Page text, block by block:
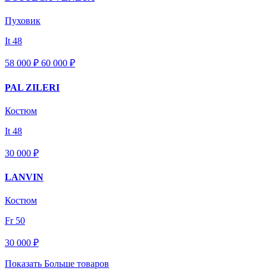
Пуховик
It 48
58 000 ₽ 60 000 ₽
PAL ZILERI
Костюм
It 48
30 000 ₽
LANVIN
Костюм
Fr 50
30 000 ₽
Показать Больше товаров